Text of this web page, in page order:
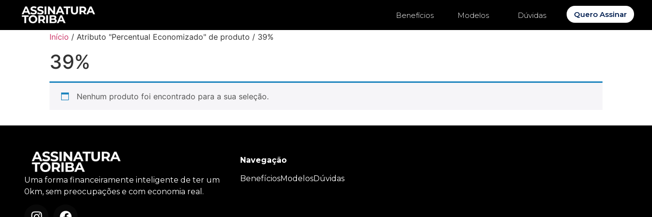
Benefícios Modelos Dúvidas Quero Assinar
Início / Atributo "Percentual Economizado" de produto / 39%
39%
Nenhum produto foi encontrado para a sua seleção.
Uma forma financeiramente inteligente de ter um
0km, sem preocupações e com economia real.
Navegação
BenefíciosModelosDúvidas